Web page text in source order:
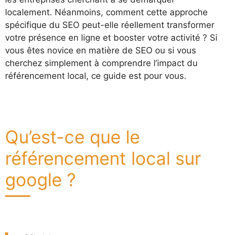
localement. Néanmoins, comment cette approche
spécifique du SEO peut-elle réellement transformer
votre présence en ligne et booster votre activité ? Si
vous êtes novice en matière de SEO ou si vous
cherchez simplement à comprendre l’impact du
référencement local, ce guide est pour vous.
Qu’est-ce que le
référencement local sur
google ?